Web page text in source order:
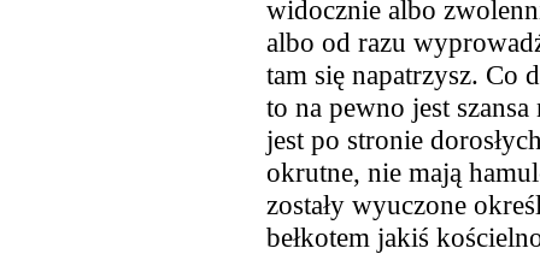
widocznie albo
albo od razu
tam się napatrzysz. Co
to na pewno jest
jest po stronie
okrutne, nie mają
zostały wyuczone
bełkotem jakiś